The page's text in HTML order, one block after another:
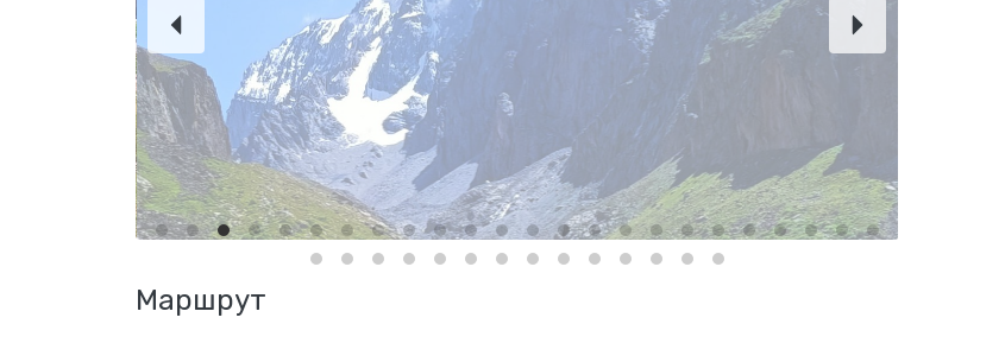
Маршрут